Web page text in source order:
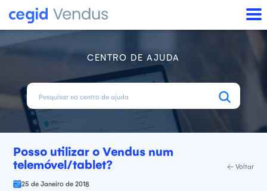
CENTRO DE AJUDA
Posso utilizar o Vendus num
telemóvel/tablet?
25 de Janeiro de 2018
Voltar